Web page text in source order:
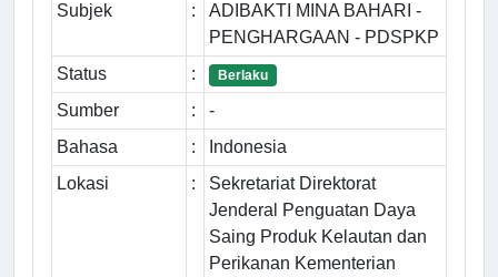
Subjek :
ADIBAKTI MINA BAHARI -
PENGHARGAAN - PDSPKP
Status
: Berlaku
Sumber :
-
Bahasa
:
Indonesia
Lokasi
:
Sekretariat Direktorat
Jenderal Penguatan Daya
Saing Produk Kelautan dan
Perikanan Kementerian